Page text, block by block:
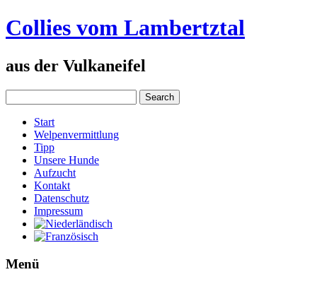
Collies vom Lambertztal
aus der Vulkaneifel
Start
Welpenvermittlung
Tipp
Unsere Hunde
Aufzucht
Kontakt
Datenschutz
Impressum
Menü